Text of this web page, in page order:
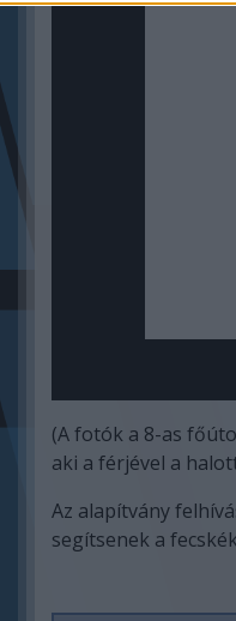
(A fotók a 8-as
aki a férjével a
Az alapítvány
segítsenek a